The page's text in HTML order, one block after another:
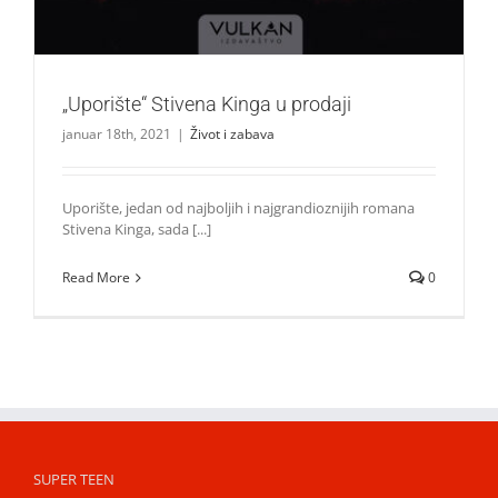
„Uporište“ Stivena Kinga u prodaji
januar 18th, 2021 | Život i zabava
Uporište, jedan od najboljih i najgrandioznijih romana
Stivena Kinga, sada [...]
Read More 0
SUPER TEEN